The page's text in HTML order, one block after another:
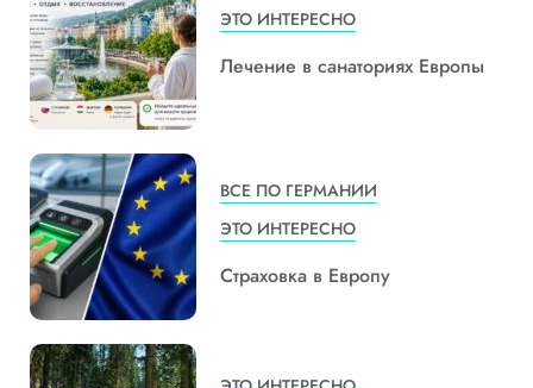
ЭТО ИНТЕРЕСНО
Лечение в санаториях Европы
ВСЕ ПО ГЕРМАНИИ
ЭТО ИНТЕРЕСНО
Страховка в Европу